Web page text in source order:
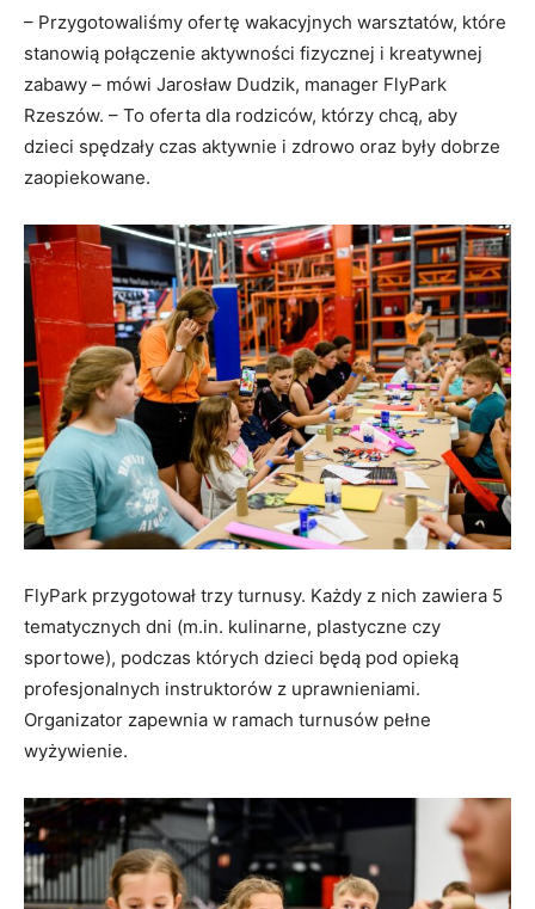
– Przygotowaliśmy ofertę wakacyjnych warsztatów, które
stanowią połączenie aktywności fizycznej i kreatywnej
zabawy – mówi Jarosław Dudzik, manager FlyPark
Rzeszów. – To oferta dla rodziców, którzy chcą, aby
dzieci spędzały czas aktywnie i zdrowo oraz były dobrze
zaopiekowane.
FlyPark przygotował trzy turnusy. Każdy z nich zawiera 5
tematycznych dni (m.in. kulinarne, plastyczne czy
sportowe), podczas których dzieci będą pod opieką
profesjonalnych instruktorów z uprawnieniami.
Organizator zapewnia w ramach turnusów pełne
wyżywienie.